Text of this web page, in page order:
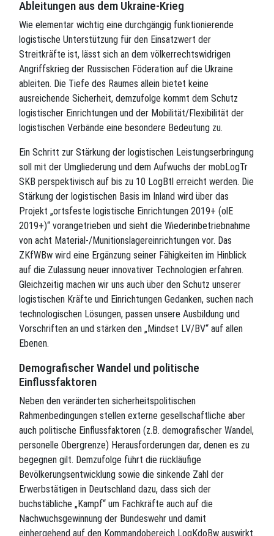
Ableitungen aus dem Ukraine-Krieg
Wie elementar wichtig eine durchgängig funktionierende
logistische Unterstützung für den Einsatzwert der
Streitkräfte ist, lässt sich an dem völkerrechtswidrigen
Angriffskrieg der Russischen Föderation auf die Ukraine
ableiten. Die Tiefe des Raumes allein bietet keine
ausreichende Sicherheit, demzufolge kommt dem Schutz
logistischer Einrichtungen und der Mobilität/Flexibilität der
logistischen Verbände eine besondere Bedeutung zu.
Ein Schritt zur Stärkung der logistischen Leistungserbringung
soll mit der Umgliederung und dem Aufwuchs der mobLogTr
SKB perspektivisch auf bis zu 10 LogBtl erreicht werden. Die
Stärkung der logistischen Basis im Inland wird über das
Projekt „ortsfeste logistische Einrichtungen 2019+ (olE
2019+)“ vorangetrieben und sieht die Wiederinbetriebnahme
von acht Material-/Munitionslagereinrichtungen vor. Das
ZKfWBw wird eine Ergänzung seiner Fähigkeiten im Hinblick
auf die Zulassung neuer innovativer Technologien erfahren.
Gleichzeitig machen wir uns auch über den Schutz unserer
logistischen Kräfte und Einrichtungen Gedanken, suchen nach
technologischen Lösungen, passen unsere Ausbildung und
Vorschriften an und stärken den „Mindset LV/BV“ auf allen
Ebenen.
Demografischer Wandel und politische
Einflussfaktoren
Neben den veränderten sicherheitspolitischen
Rahmenbedingungen stellen externe gesellschaftliche aber
auch politische Einflussfaktoren (z.B. demografischer Wandel,
personelle Obergrenze) Herausforderungen dar, denen es zu
begegnen gilt. Demzufolge führt die rückläufige
Bevölkerungsentwicklung sowie die sinkende Zahl der
Erwerbstätigen in Deutschland dazu, dass sich der
buchstäbliche „Kampf“ um Fachkräfte auch auf die
Nachwuchsgewinnung der Bundeswehr und damit
einhergehend auf den Kommandobereich LogKdoBw auswirkt.